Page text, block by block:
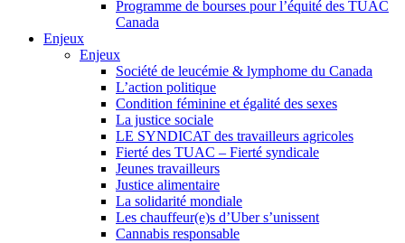
Programme de bourses pour l’équité des TUAC
Canada
Enjeux
Enjeux
Société de leucémie & lymphome du Canada
L’action politique
Condition féminine et égalité des sexes
La justice sociale
LE SYNDICAT des travailleurs agricoles
Fierté des TUAC – Fierté syndicale
Jeunes travailleurs
Justice alimentaire
La solidarité mondiale
Les chauffeur(e)s d’Uber s’unissent
Cannabis responsable